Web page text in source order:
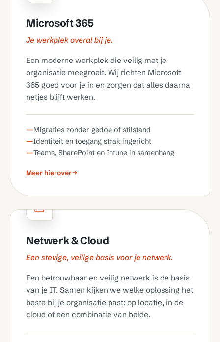
Microsoft 365
Je werkplek overal bij je.
Een moderne werkplek die veilig met je
organisatie meegroeit. Wij richten Microsoft
365 goed voor je in en zorgen dat alles daarna
netjes blijft werken.
Migraties zonder gedoe of stilstand
Identiteit en toegang strak ingericht
Teams, SharePoint en Intune in samenhang
Meer hierover
Netwerk & Cloud
Een stevige, veilige basis voor je netwerk.
Een betrouwbaar en veilig netwerk is de basis
van je IT. Samen kijken we welke oplossing het
beste bij je organisatie past: op locatie, in de
cloud of een combinatie van beide.